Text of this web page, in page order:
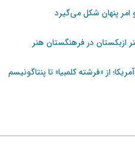
پنهان شکل می‌گیرد
در فرهنگستان هنر
از «فرشته کلمبیا» تا پنتاگونیسم